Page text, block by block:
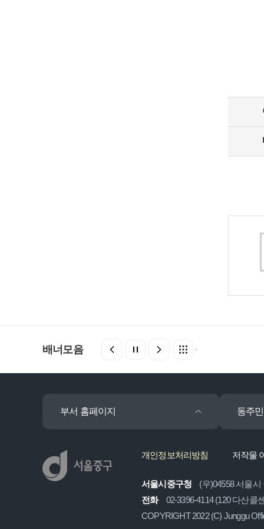
배너모음
부서 홈페이지 동주
개인정보처리방침 저작물
서울시중구청
(우)04558 서울
전화
02-3396-4114 (120 다산콜
COPYRIGHT 2022 (C) Junggu